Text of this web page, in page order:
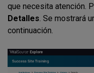
que necesita atención.
Detalles. Se mostrará
continuación.